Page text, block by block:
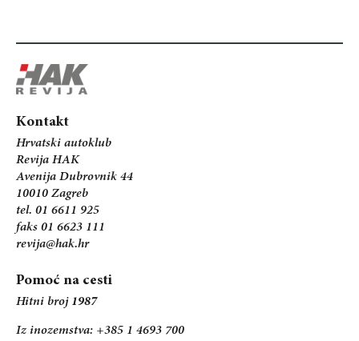
Kontakt
Hrvatski autoklub
Revija HAK
Avenija Dubrovnik 44
10010 Zagreb
tel. 01 6611 925
faks 01 6623 111
revija@hak.hr
Pomoć na cesti
Hitni broj 1987
Iz inozemstva: +385 1 4693 700